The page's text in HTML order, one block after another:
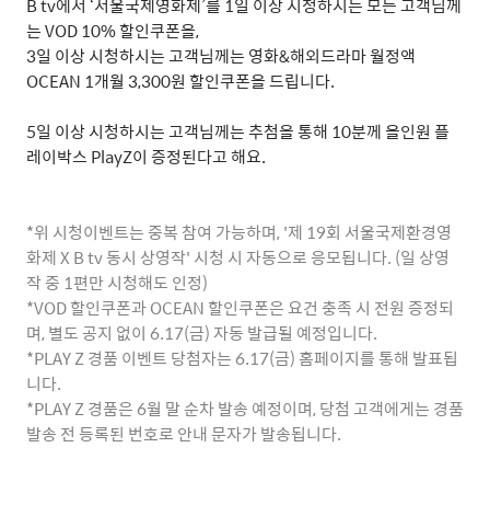
B tv에서 ‘서울국제영화제 ’를 1일 이상시청하시는모든고객님께
는VOD 10%할인쿠폰을,
3일 이상시청하시는고객님께는 영화&해외드라마월정액
OCEAN 1개월 3,300원 할인쿠폰을드립니다.
5일 이상시청하시는고객님께는추첨을통해 10분께올인원 플
레이박스 PlayZ이 증정된다고해요.
*위 시청이벤트는 중복 참여 가능하며, '제 19회 서울국제환경영
화제X B tv동시 상영작' 시청 시 자동으로 응모됩니다. (일 상영
작 중 1편만 시청해도 인정)
*VOD할인쿠폰과OCEAN 할인쿠폰은 요건 충족 시 전원 증정되
며, 별도 공지 없이 6.17(금)자동 발급될 예정입니다.
*PLAY Z경품 이벤트 당첨자는6.17(금)홈페이지를 통해 발표됩
니다.
*PLAY Z경품은6월 말 순차 발송 예정이며, 당첨 고객에게는 경품
발송 전 등록된 번호로 안내 문자가 발송됩니다.